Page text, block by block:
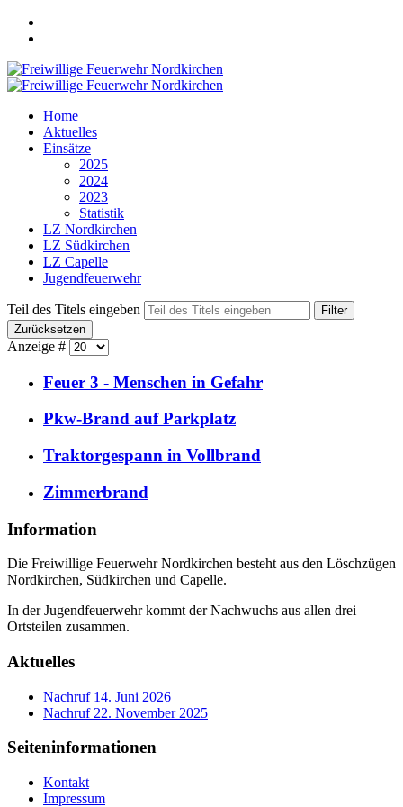
Home
Aktuelles
Einsätze
2025
2024
2023
Statistik
LZ Nordkirchen
LZ Südkirchen
LZ Capelle
Jugendfeuerwehr
Teil des Titels eingeben
Filter
Zurücksetzen
Anzeige #
Feuer 3 - Menschen in Gefahr
Pkw-Brand auf Parkplatz
Traktorgespann in Vollbrand
Zimmerbrand
Information
Die Freiwillige Feuerwehr Nordkirchen besteht aus den Löschzügen
Nordkirchen, Südkirchen und Capelle.
In der Jugendfeuerwehr kommt der Nachwuchs aus allen drei
Ortsteilen zusammen.
Aktuelles
Nachruf 14. Juni 2026
Nachruf 22. November 2025
Seiteninformationen
Kontakt
Impressum